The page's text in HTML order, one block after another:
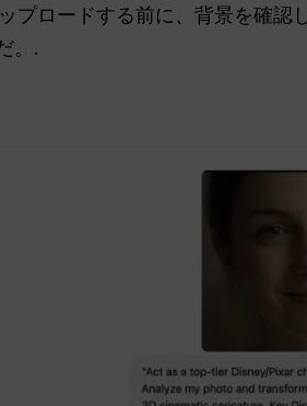
プロードする前に、背景を確認
。.